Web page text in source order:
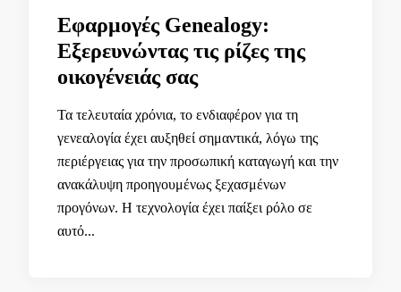
Εφαρμογές Genealogy:
Εξερευνώντας τις ρίζες της
οικογένειάς σας
Τα τελευταία χρόνια, το ενδιαφέρον για τη
γενεαλογία έχει αυξηθεί σημαντικά, λόγω της
περιέργειας για την προσωπική καταγωγή και την
ανακάλυψη προηγουμένως ξεχασμένων
προγόνων. Η τεχνολογία έχει παίξει ρόλο σε
αυτό...